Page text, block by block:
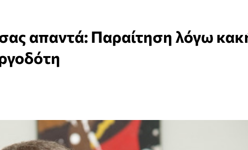
απαντά: Παραίτηση λόγω